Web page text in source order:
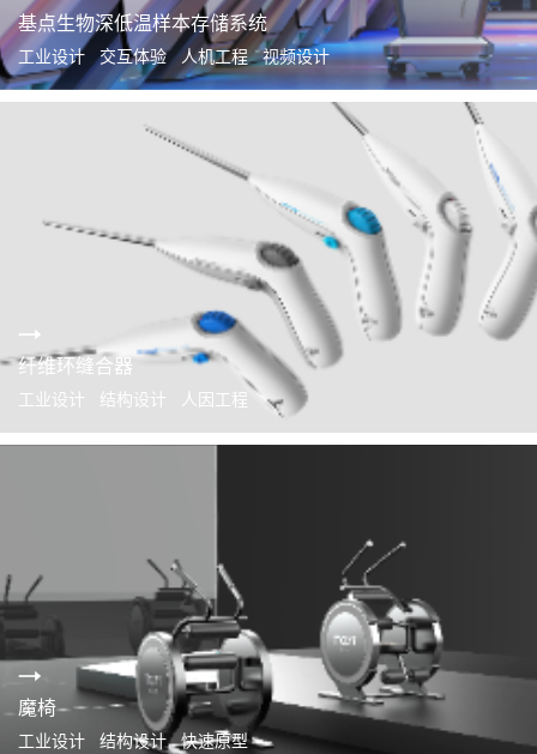
基点生物深低温样本存储系统
工业设计 交互体验 人机工程 视频设计
纤维环缝合器
工业设计 结构设计 人因工程
魔椅
工业设计 结构设计 快速原型